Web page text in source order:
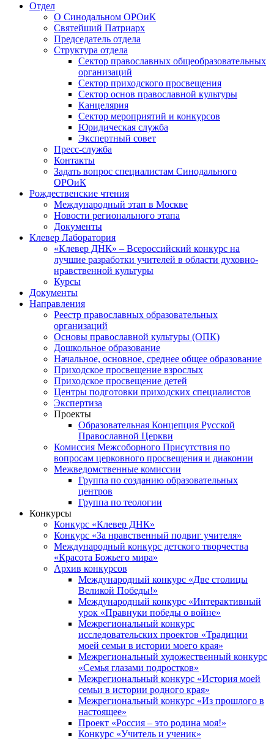
Отдел
О Синодальном ОРОиК
Святейший Патриарх
Председатель отдела
Структура отдела
Сектор православных общеобразовательных
организаций
Сектор приходского просвещения
Сектор основ православной культуры
Канцелярия
Сектор мероприятий и конкурсов
Юридическая служба
Экспертный совет
Пресс-служба
Контакты
Задать вопрос специалистам Синодального
ОРОиК
Рождественские чтения
Международный этап в Москве
Новости регионального этапа
Документы
Клевер Лаборатория
«Клевер ДНК» – Всероссийский конкурс на
лучшие разработки учителей в области духовно-
нравственной культуры
Курсы
Документы
Направления
Реестр православных образовательных
организаций
Основы православной культуры (ОПК)
Дошкольное образование
Начальное, основное, среднее общее образование
Приходское просвещение взрослых
Приходское просвещение детей
Центры подготовки приходских специалистов
Экспертиза
Проекты
Образовательная Концепция Русской
Православной Церкви
Комиссия Межсоборного Присутствия по
вопросам церковного просвещения и диаконии
Межведомственные комиссии
Группа по созданию образовательных
центров
Группа по теологии
Конкурсы
Конкурс «Клевер ДНК»
Конкурс «За нравственный подвиг учителя»
Международный конкурс детского творчества
«Красота Божьего мира»
Архив конкурсов
Международный конкурс «Две столицы
Великой Победы!»
Международный конкурс «Интерактивный
урок «Правнуки победы о войне»
Межрегиональный конкурс
исследовательских проектов «Традиции
моей семьи в истории моего края»
Межрегиональный художественный конкурс
«Семья глазами подростков»
Межрегиональный конкурс «История моей
семьи в истории родного края»
Межрегиональный конкурс «Из прошлого в
настоящее»
Проект «Россия – это родина моя!»
Конкурс «Учитель и ученик»